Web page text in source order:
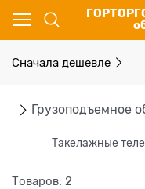
Грузоподъемное
Такелажные
Сначала дешевле
Товаров: 2